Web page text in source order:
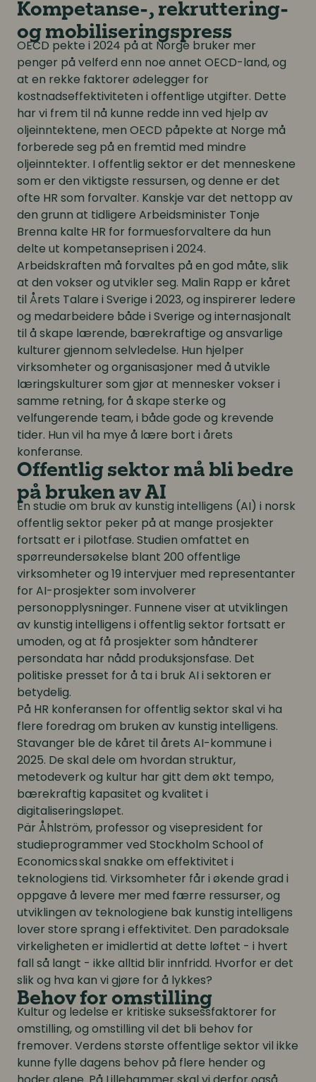
Kompetanse-, rekruttering-
og mobiliseringspress
OECD pekte i 2024 på at Norge bruker mer
penger på velferd enn noe annet OECD-land, og
at en rekke faktorer ødelegger for
kostnadseffektiviteten i offentlige utgifter. Dette
har vi frem til nå kunne redde inn ved hjelp av
oljeinntektene, men OECD påpekte at Norge må
forberede seg på en fremtid med mindre
oljeinntekter. I offentlig sektor er det menneskene
som er den viktigste ressursen, og denne er det
ofte HR som forvalter. Kanskje var det nettopp av
den grunn at tidligere Arbeidsminister Tonje
Brenna kalte HR for formuesforvaltere da hun
delte ut kompetanseprisen i 2024.
Arbeidskraften må forvaltes på en god måte, slik
at den vokser og utvikler seg. Malin Rapp er kåret
til Årets Talare i Sverige i 2023, og inspirerer ledere
og medarbeidere både i Sverige og internasjonalt
til å skape lærende, bærekraftige og ansvarlige
kulturer gjennom selvledelse. Hun hjelper
virksomheter og organisasjoner med å utvikle
læringskulturer som gjør at mennesker vokser i
samme retning, for å skape sterke og
velfungerende team, i både gode og krevende
tider. Hun vil ha mye å lære bort i årets
konferanse.
Offentlig sektor må bli bedre
på bruken av AI
En studie om bruk av kunstig intelligens (AI) i norsk
offentlig sektor peker på at mange prosjekter
fortsatt er i pilotfase. Studien omfattet en
spørreundersøkelse blant 200 offentlige
virksomheter og 19 intervjuer med representanter
for AI-prosjekter som involverer
personopplysninger. Funnene viser at utviklingen
av kunstig intelligens i offentlig sektor fortsatt er
umoden, og at få prosjekter som håndterer
persondata har nådd produksjonsfase. Det
politiske presset for å ta i bruk AI i sektoren er
betydelig.
På HR konferansen for offentlig sektor skal vi ha
flere foredrag om bruken av kunstig intelligens.
Stavanger ble de kåret til årets AI-kommune i
2025. De skal dele om hvordan struktur,
metodeverk og kultur har gitt dem økt tempo,
bærekraftig kapasitet og kvalitet i
digitaliseringsløpet.
Pär Åhlström, professor og visepresident for
studieprogrammer ved Stockholm School of
Economics skal snakke om effektivitet i
teknologiens tid. Virksomheter får i økende grad i
oppgave å levere mer med færre ressurser, og
utviklingen av teknologiene bak kunstig intelligens
lover store sprang i effektivitet. Den paradoksale
virkeligheten er imidlertid at dette løftet - i hvert
fall så langt - ikke alltid blir innfridd. Hvorfor er det
slik og hva kan vi gjøre for å lykkes?
Behov for omstilling
Kultur og ledelse er kritiske suksessfaktorer for
omstilling, og omstilling vil det bli behov for
fremover. Verdens største offentlige sektor vil ikke
kunne fylle dagens behov på flere hender og